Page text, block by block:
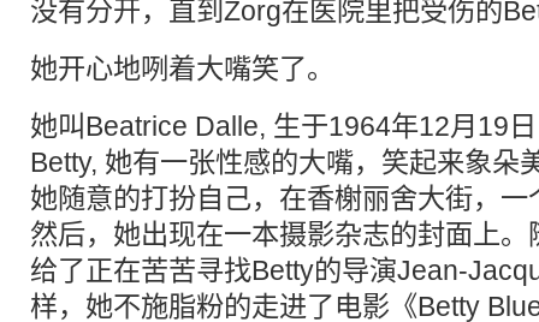
没有分开，直到Zorg在医院里把受伤的
她开心地咧着大嘴笑了。
她叫Beatrice Dalle, 生于1964年12月19
Betty, 她有一张性感的大嘴，笑起来象朵
她随意的打扮自己，在香榭丽舍大街，
然后，她出现在一本摄影杂志的封面上
给了正在苦苦寻找Betty的导演Jean-
样，她不施脂粉的走进了电影《Betty